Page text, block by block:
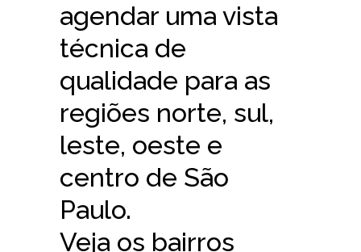
agendar uma vista
técnica de
qualidade para as
regiões norte, sul,
leste, oeste e
centro de São
Paulo.
Veja os bairros